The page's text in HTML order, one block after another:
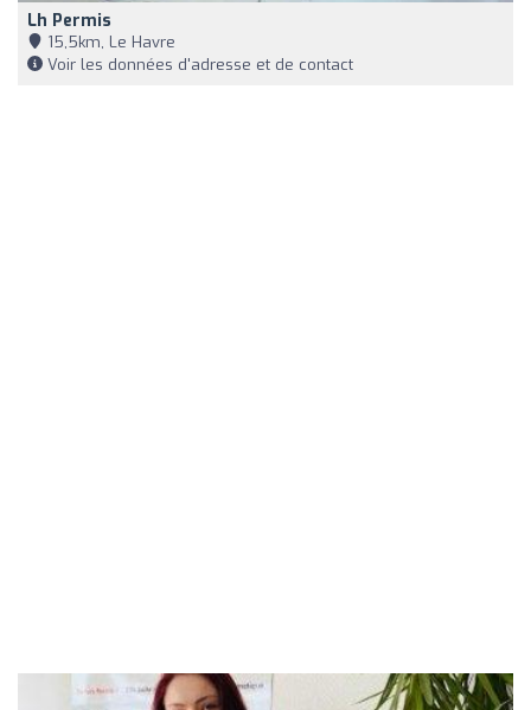
Lh Permis
15,5km, Le Havre
Voir les données d'adresse et de contact